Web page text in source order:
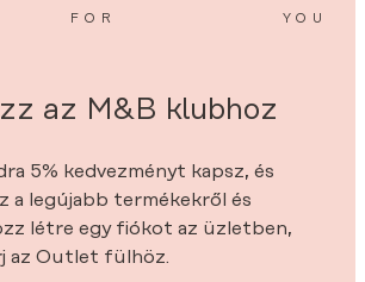
FOR YOU
az M&B klubhoz
5% kedvezményt kapsz, és
a legújabb termékekről és
létre egy fiókot az üzletben,
az Outlet fülhöz.